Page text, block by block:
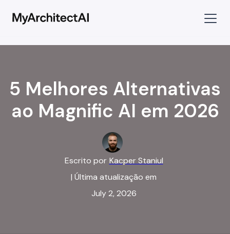
5 Melhores Alternativas
ao Magnific AI em 2026
Escrito por Kacper Staniul
| Última atualização em
July 2, 2026